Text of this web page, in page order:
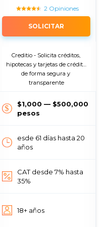
2 Opiniones
SOLICITAR
Creditio - Solicita créditos,
hipotecas y tarjetas de crédito
de forma segura y
transparente
$1,000 — $500,000
pesos
esde 61 días hasta 20
años
CAT desde 7% hasta
35%
18+ años